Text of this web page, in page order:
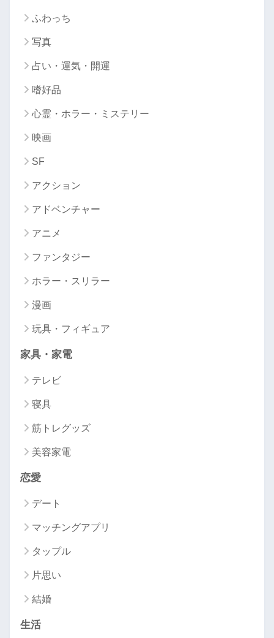
ふわっち
写真
占い・運気・開運
嗜好品
心霊・ホラー・ミステリー
映画
SF
アクション
アドベンチャー
アニメ
ファンタジー
ホラー・スリラー
漫画
玩具・フィギュア
家具・家電
テレビ
寝具
筋トレグッズ
美容家電
恋愛
デート
マッチングアプリ
タップル
片思い
結婚
生活